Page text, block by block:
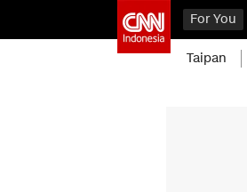
For You
Taipan